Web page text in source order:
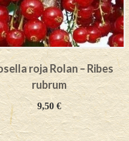
roja Rolan – Ribes
rubrum
9,50 €